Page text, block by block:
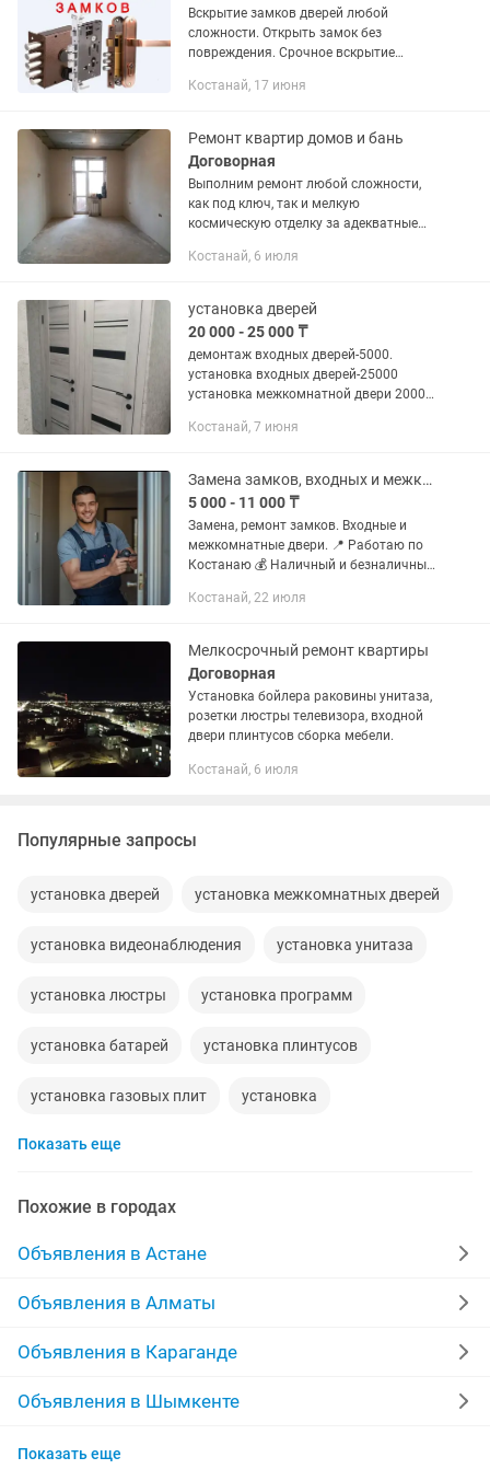
Вскрытие замков дверей любой
сложности. Открыть замок без
повреждения. Срочное вскрытие
замка, открыть дверь вскрыть. Замена
замена...
Костанай, 17 июня
Ремонт квартир домов и бань
Договорная
Выполним ремонт любой сложности,
как под ключ, так и мелкую
космическую отделку за адекватные
ленолиума - потолки натяжные и
подготовка...
Костанай, 6 июля
установка дверей
20 000 - 25 000 ₸
демонтаж входных дверей-5000.
установка входных дверей-25000
установка межкомнатной двери 20000,
от 15000. выезд на замеры 4000.
Костанай, 7 июня
Замена замков, входных и межкомнатных дверей.
5 000 - 11 000 ₸
Замена, ремонт замков. Входные и
межкомнатные двери. 📍 Работаю по
Костанаю 💰 Наличный и безналичный
организациями и частными лицами.
Костанай, 22 июля
Мелкосрочный ремонт квартиры
Договорная
Установка бойлера раковины унитаза,
розетки люстры телевизора, входной
двери плинтусов сборка мебели.
Костанай, 6 июля
Популярные запросы
установка дверей установка межкомнатных дверей
установка видеонаблюдения установка унитаза
установка люстры установка программ
установка батарей установка плинтусов
установка газовых плит установка
установка гардин
установка ванны установка жалюзи
установка оборудования
установка сигнализаций
Показать еще
Похожие в городах
Объявления в Астане
Объявления в Алматы
Объявления в Караганде
Объявления в Шымкенте
Объявления в Усть-Каменогорске
Показать еще